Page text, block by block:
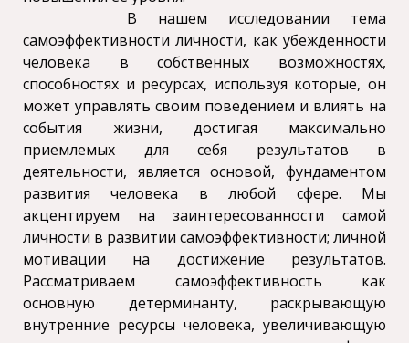
В нашем исследовании тема
самоэффективности личности, как убежденности
человека в собственных возможностях,
способностях и ресурсах, используя которые, он
может управлять своим поведением и влиять на
события жизни, достигая максимально
приемлемых для себя результатов в
деятельности, является основой, фундаментом
развития человека в любой сфере. Мы
акцентируем на заинтересованности самой
личности в развитии самоэффективности; личной
мотивации на достижение результатов.
Рассматриваем самоэффективность как
основную детерминанту, раскрывающую
внутренние ресурсы человека, увеличивающую